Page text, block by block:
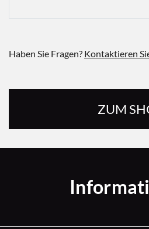
Haben Sie Fragen? Kontaktieren
ZUM